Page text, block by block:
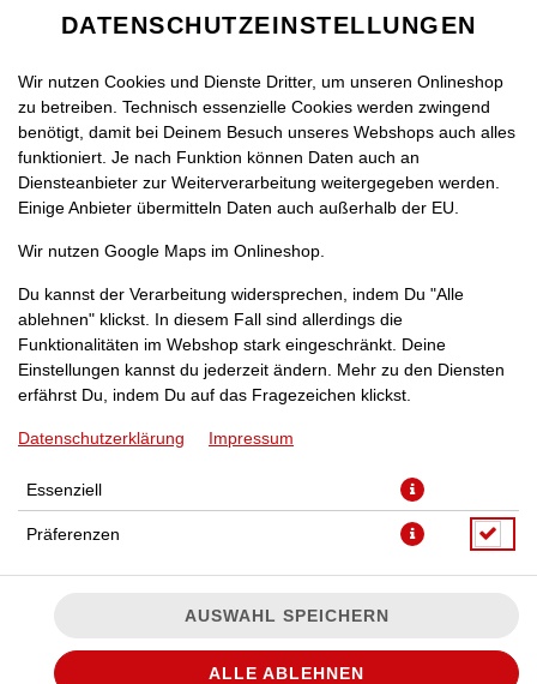
BEN & JERRY'S HALF BAKED
(465ML)
DATENSCHUTZEINSTELLUNGEN
Wir nutzen Cookies und Dienste Dritter, um unseren Onlineshop
zu betreiben. Technisch essenzielle Cookies werden zwingend
benötigt, damit bei Deinem Besuch unseres Webshops auch alles
funktioniert. Je nach Funktion können Daten auch an
Diensteanbieter zur Weiterverarbeitung weitergegeben werden.
Einige Anbieter übermitteln Daten auch außerhalb der EU.
Wir nutzen Google Maps im Onlineshop.
Du kannst der Verarbeitung widersprechen, indem Du "Alle
ablehnen" klickst. In diesem Fall sind allerdings die
Funktionalitäten im Webshop stark eingeschränkt. Deine
Einstellungen kannst du jederzeit ändern. Mehr zu den Diensten
erfährst Du, indem Du auf das Fragezeichen klickst.
Datenschutzerklärung Impressum
Essenziell
Präferenzen
AUSWAHL SPEICHERN
ALLE ABLEHNEN